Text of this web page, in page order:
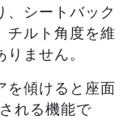
、シートバック
チルト角度を維
ません。
を傾けると座面
れる機能で